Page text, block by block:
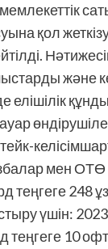
қол
және
елішілік
мен
248
үшін:
10